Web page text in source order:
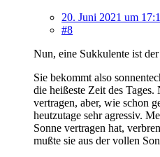
20. Juni 2021 um
#8
Nun, eine Sukkulente ist
Sie bekommt also
die heißeste Zeit des
vertragen, aber, wie schon
heutzutage sehr agressiv.
Sonne vertragen hat,
mußte sie aus der vollen